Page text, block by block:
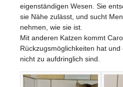
eigenständigen Wesen. Sie
sie Nähe zulässt, und sucht
nehmen, wie sie ist.
Mit anderen Katzen kommt
Rückzugsmöglichkeiten hat
nicht zu aufdringlich sind.